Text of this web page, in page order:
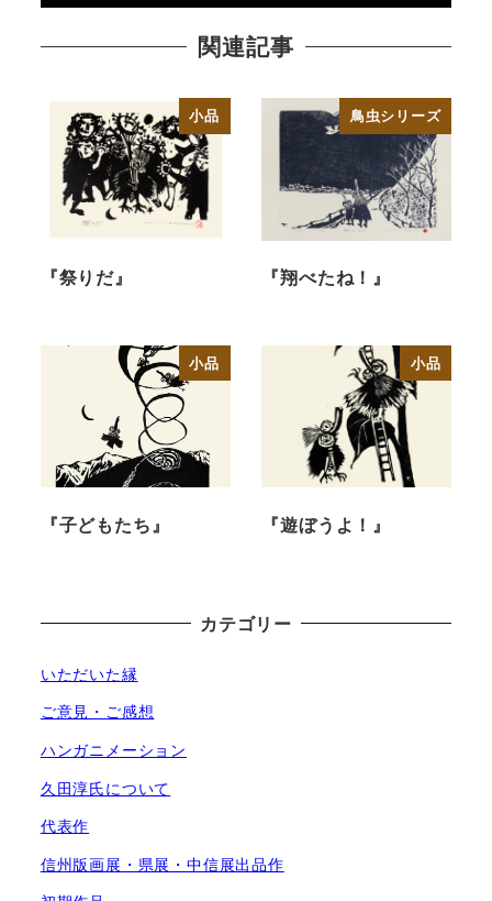
関連記事
小品
『祭りだ』
鳥虫シリーズ
『翔べたね！』
小品
『子どもたち』
小品
『遊ぼうよ！』
カテゴリー
いただいた縁
ご意見・ご感想
ハンガニメーション
久田淳氏について
代表作
信州版画展・県展・中信展出品作